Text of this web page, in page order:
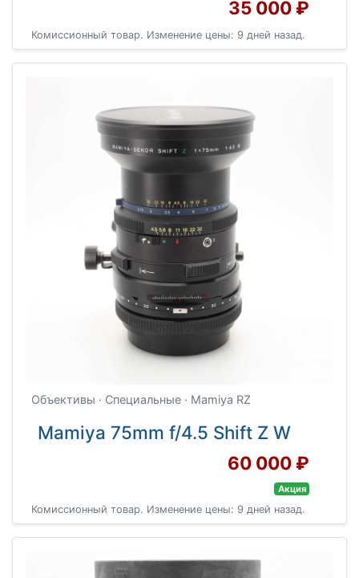
35 000 ₽
Комиссионный товар. Изменение цены: 9 дней назад.
Объективы · Специальные · Mamiya RZ
Mamiya 75mm f/4.5 Shift Z W
60 000 ₽
Акция
Комиссионный товар. Изменение цены: 9 дней назад.